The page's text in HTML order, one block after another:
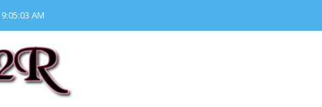
9:05:04 AM